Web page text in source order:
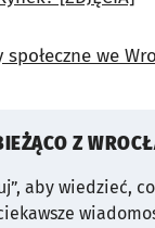
we
Z
aby wiedzieć,